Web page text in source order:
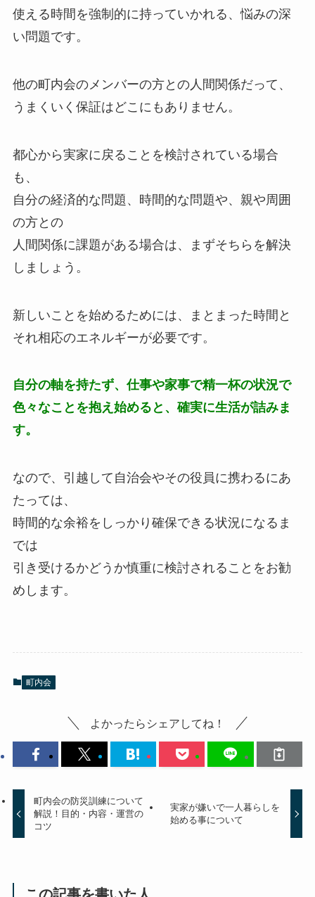
使える時間を強制的に持っていかれる、悩みの深
い問題です。
他の町内会のメンバーの方との人間関係だって、
うまくいく保証はどこにもありません。
都心から実家に戻ることを検討されている場合
も、
自分の経済的な問題、時間的な問題や、親や周囲
の方との
人間関係に課題がある場合は、まずそちらを解決
しましょう。
新しいことを始めるためには、まとまった時間と
それ相応のエネルギーが必要です。
自分の軸を持たず、仕事や家事で精一杯の状況で
色々なことを抱え始めると、確実に生活が詰みま
す。
なので、引越して自治会やその役員に携わるにあ
たっては、
時間的な余裕をしっかり確保できる状況になるま
では
引き受けるかどうか慎重に検討されることをお勧
めします。
町内会
よかったらシェアしてね！
町内会の防災訓練について
解説！目的・内容・運営の
コツ
実家が嫌いで一人暮らしを
始める事について